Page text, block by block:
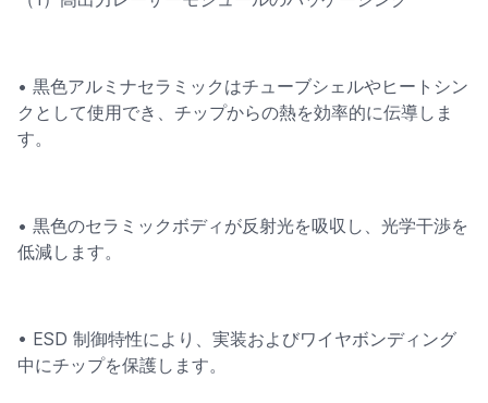
• 黒色アルミナセラミックはチューブシェルやヒートシン
クとして使用でき、チップからの熱を効率的に伝導しま
す。
• 黒色のセラミックボディが反射光を吸収し、光学干渉を
低減します。
• ESD 制御特性により、実装およびワイヤボンディング
中にチップを保護します。